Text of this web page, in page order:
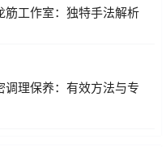
筋工作室：独特手法解析
调理保养：有效方法与专